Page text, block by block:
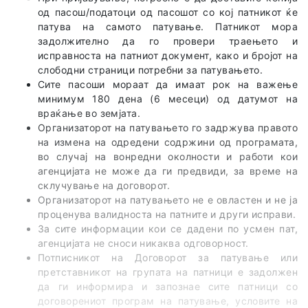
од пасош/податоци од пасошот со кој патникот ќе
патува на самото патување. Патникот мора
задолжително да го провери траењето и
исправноста на патниот документ, како и бројот на
слободни страници потребни за патувањето.
Сите пасоши мораат да имаат рок на важење
минимум 180 дена (6 месеци) од датумот на
враќање во земјата.
Организаторот на патувањето го задржува правото
на измена на одредени содржини од програмата,
во случај на вонредни околности и работи кои
агенцијата не може да ги предвиди, за време на
склучување на договорот.
Организаторот на патувањето не е овластен и не ја
проценува валидноста на патните и други исправи.
За сите информации кои се дадени по усмен пат,
агенцијата не сноси никаква одговорност.
Потписникот на Договорот за патување или
претставникот на групата на патници е задолжен
да ги информира и запознае сите патници со
договорениот програм на патување, условите на